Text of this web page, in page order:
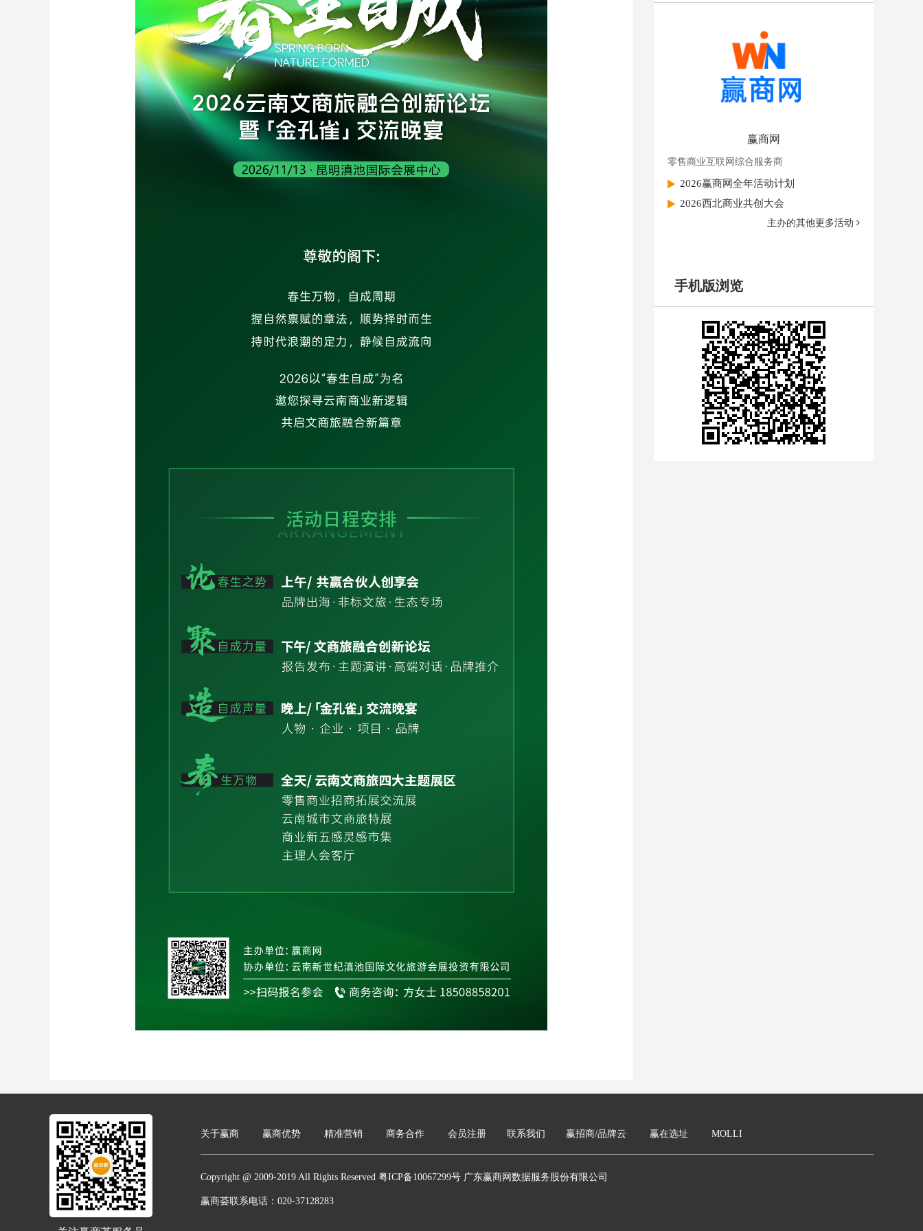
赢商网
零售商业互联网综合服务商
2026赢商网全年活动计划
2026西北商业共创大会
主办的其他更多活动
手机版浏览
关于赢商 赢商优势 精准营销 商务合作 会员注册 联系我们 赢招商/品牌云 赢在选址 MOLLI
Copyright @ 2009-2019 All Rights Reserved 粤ICP备10067299号 广东赢商网数据服务股份有限公司
赢商荟联系电话：020-37128283